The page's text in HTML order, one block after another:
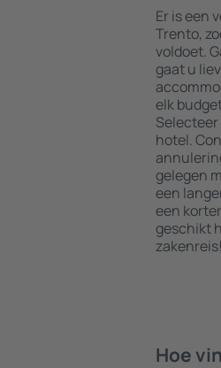
Er is een
Trento,
voldoet.
gaat u
elk
hotel.
gelegen
een
een
geschikt
zakenreis!
Hoe